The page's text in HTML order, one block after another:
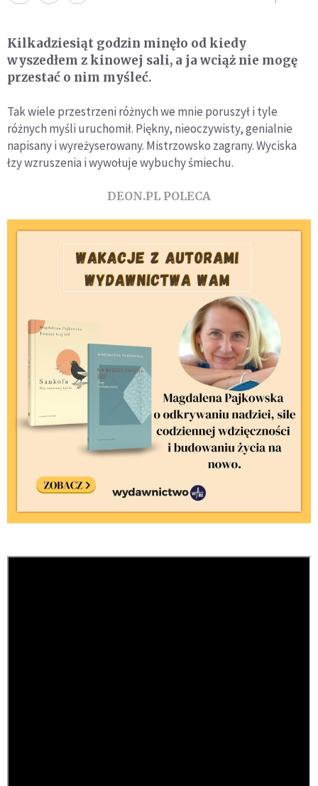
Kilkadziesiąt godzin minęło od kiedy
wyszedłem z kinowej sali, a ja wciąż nie mogę
przestać o nim myśleć.
Tak wiele przestrzeni różnych we mnie poruszył i tyle
różnych myśli uruchomił. Piękny, nieoczywisty, genialnie
napisany i wyreżyserowany. Mistrzowsko zagrany. Wyciska
łzy wzruszenia i wywołuje wybuchy śmiechu.
DEON.PL POLECA